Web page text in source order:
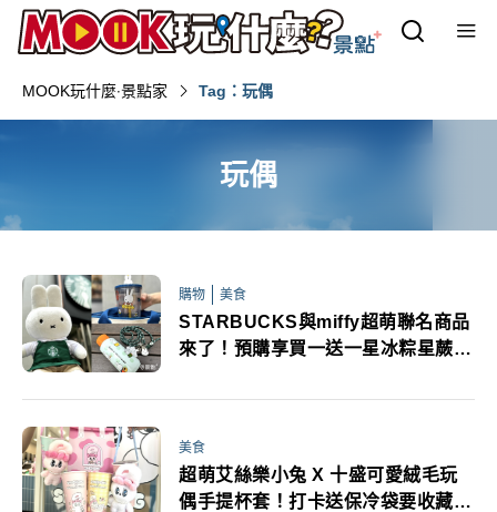
MOOK玩什麼‧景點家 Tag：玩偶
玩偶
購物 美食
STARBUCKS與miffy超萌聯名商品
來了！預購享買一送一星冰粽星蕨餅
美食
超萌艾絲樂小兔 X 十盛可愛絨毛玩
偶手提杯套！打卡送保冷袋要收藏4